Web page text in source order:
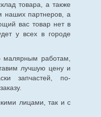
товара, а также
наших партнеров, а
вас товар нет в
у всех в городе
малярным работам,
лучшую цену и
запчастей, по-
лицами, так и с